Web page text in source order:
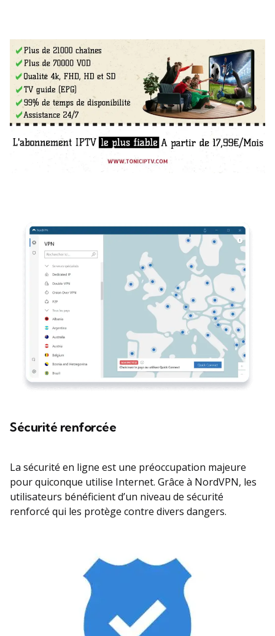
Sécurité renforcée
La sécurité en ligne est une préoccupation majeure
pour quiconque utilise Internet. Grâce à NordVPN, les
utilisateurs bénéficient d’un niveau de sécurité
renforcé qui les protège contre divers dangers.